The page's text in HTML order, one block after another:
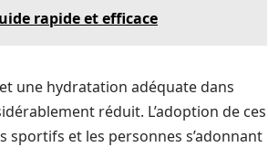
rapide et efficace
une hydratation adéquate dans
réduit. L’adoption de ces
et les personnes s’adonnant